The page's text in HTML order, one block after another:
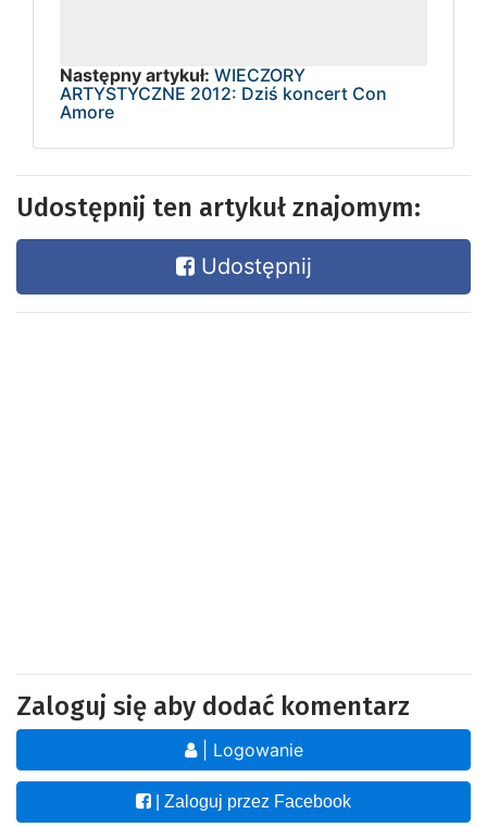
Następny artykuł: WIECZORY
ARTYSTYCZNE 2012: Dziś koncert Con
Amore
Udostępnij ten artykuł znajomym:
Udostępnij
Zaloguj się aby dodać komentarz
| Logowanie
| Zaloguj przez Facebook